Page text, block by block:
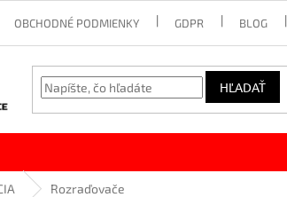
OBCHODNÉ PODMIENKY GDPR BLOG
HĽADAŤ
Rozraďovače